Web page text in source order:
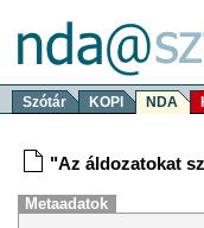
Szótár KOPI NDA
"Az áldozatokat
Metaadatok